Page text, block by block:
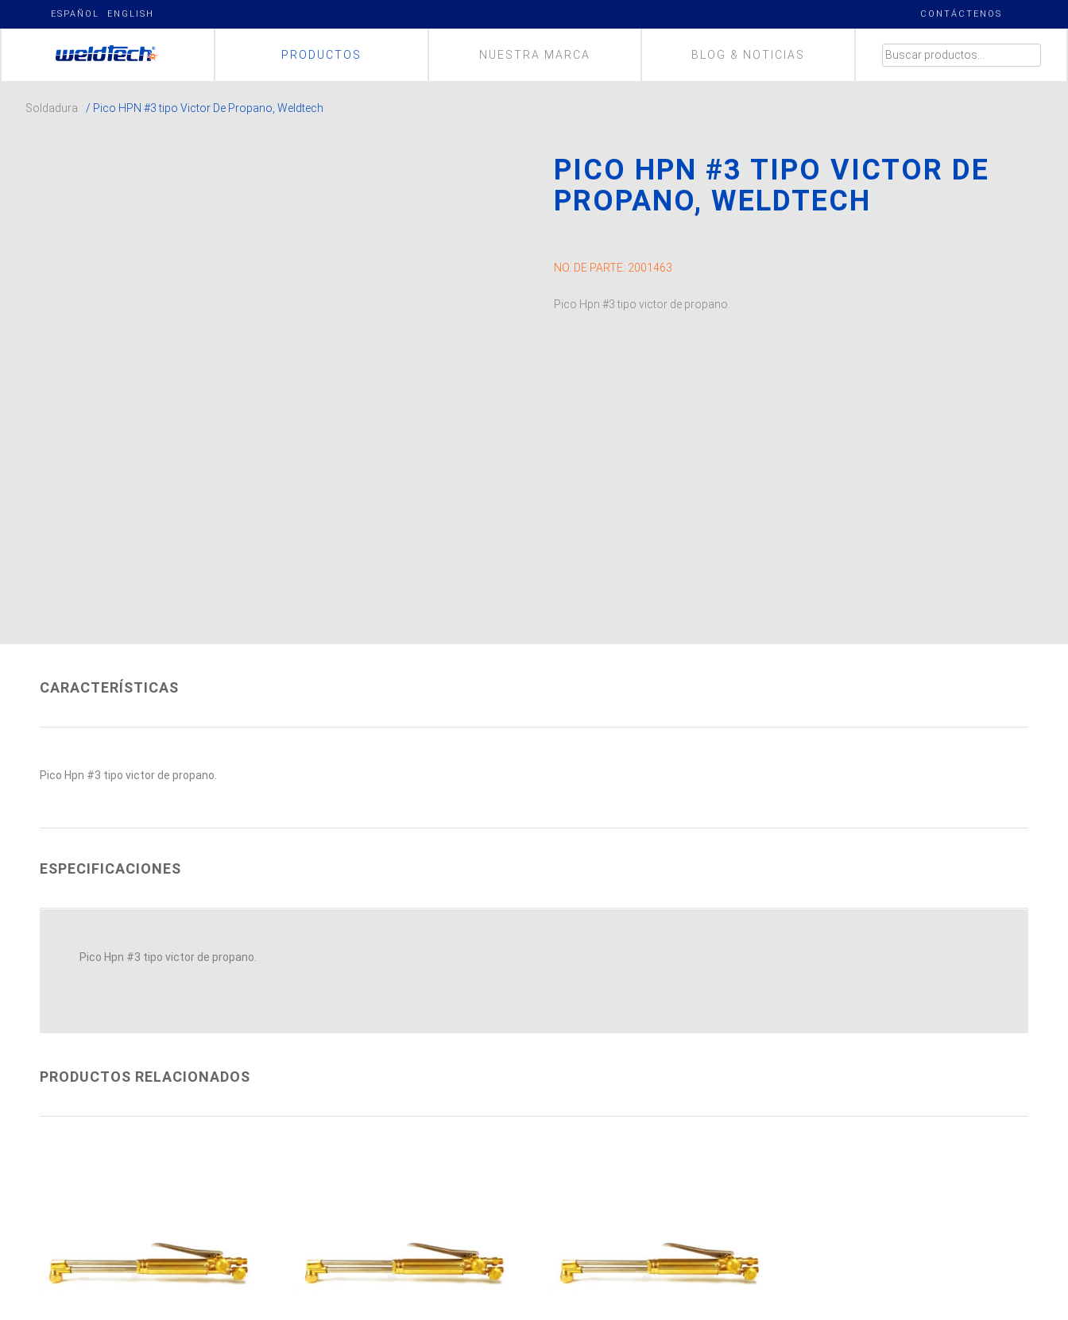
ESPAÑOL ENGLISH CONTÁCTENOS
PRODUCTOS NUESTRA MARCA BLOG & NOTICIAS BUSCAR
Soldadura
/ Pico HPN #3 tipo Victor De Propano, Weldtech
PICO HPN #3 TIPO VICTOR DE
PROPANO, WELDTECH
NO. DE PARTE: 2001463
Pico Hpn #3 tipo victor de propano.
CARACTERÍSTICAS
Pico Hpn #3 tipo victor de propano.
ESPECIFICACIONES
Pico Hpn #3 tipo victor de propano.
PRODUCTOS RELACIONADOS